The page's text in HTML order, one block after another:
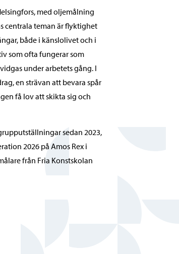
med oljemålning
centrala teman är flyktighet
både i känslolivet och i
som ofta fungerar som
under arbetets gång. I
en strävan att bevara spår
få lov att skikta sig och
sedan 2023,
2026 på Amos Rex i
från Fria Konstskolan